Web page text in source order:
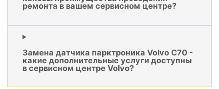
ремонта в вашем сервисном центре?
Замена датчика парктроника Volvo C70 -
какие дополнительные услуги доступны
в сервисном центре Volvo?